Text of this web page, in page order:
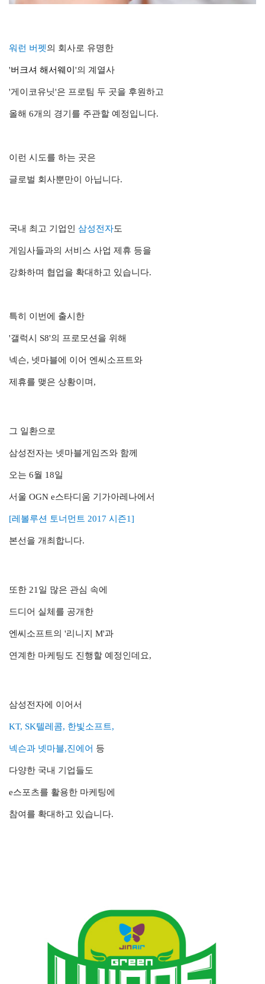
워런 버펫의 회사로 유명한
'버크셔 해서웨이 '의 계열사
'게이코유닛'은 프로팀 두 곳을 후원하고
올해 6개의 경기를 주관할 예정입니다.
이런 시도를 하는 곳은
글로벌 회사뿐만이 아닙니다.
국내 최고 기업인 삼성전자도
게임사들과의 서비스 사업 제휴 등을
강화하며 협업을 확대하고 있습니다.
특히 이번에 출시한
'갤럭시 S8'의 프로모션을 위해
넥슨, 넷마블에 이어 엔씨소프트와
제휴를 맺은 상황이며,
그 일환으로
삼성전자는 넷마블게임즈와 함께
오는 6월 18일
서울 OGN e스타디움 기가아레나에서
[레볼루션 토너먼트 2017 시즌1]
본선을 개최합니다.
또한 21일 많은 관심 속에
드디어 실체를 공개한
엔씨소프트의 '리니지 M'과
연계한 마케팅도 진행할 예정인데요,
삼성전자에 이어서
KT, SK텔레콤, 한빛소프트,
넥슨과 넷마블,진에어 등
다양한 국내 기업들도
e스포츠를 활용한 마케팅에
참여를 확대하고 있습니다.